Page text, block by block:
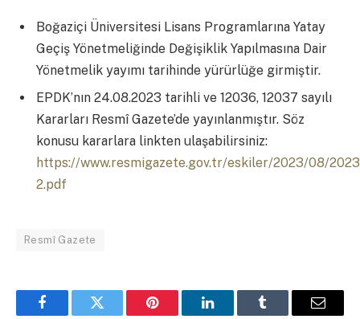
Boğaziçi Üniversitesi Lisans Programlarına Yatay
Geçiş Yönetmeliğinde Değişiklik Yapılmasına Dair
Yönetmelik yayımı tarihinde yürürlüğe girmiştir.
EPDK’nın 24.08.2023 tarihli ve 12036, 12037 sayılı
Kararları Resmî Gazete’de yayınlanmıştır. Söz
konusu kararlara linkten ulaşabilirsiniz:
https://www.resmigazete.gov.tr/eskiler/2023/08/
2.pdf
Resmî Gazete
FacebookTwitter Pinterest LinkedInTumblr Email